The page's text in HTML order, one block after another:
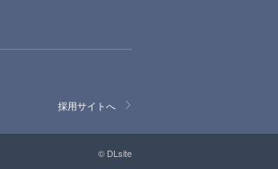
採用サイトへ
© DLsite